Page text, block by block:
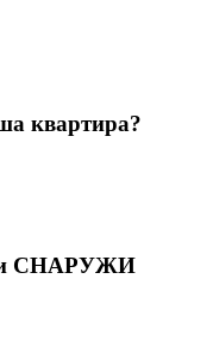
квартира?
СНАРУЖИ